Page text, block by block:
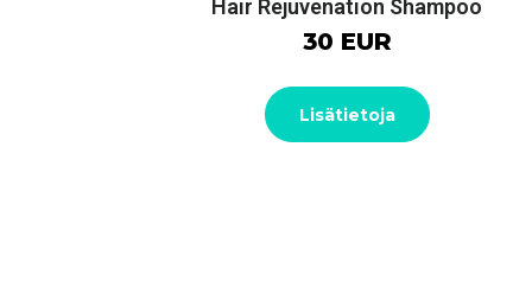
Hair Rejuvenation Shampoo
30 EUR
Lisätietoja